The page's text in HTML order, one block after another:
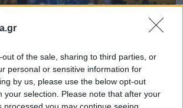
out of the sale, sharing to third parties, or
personal or sensitive information for
by us, please use the below opt-out
your selection. Please note that after your
Εννέα συναυλίες, δεκάδες
ένας νέος πολιτιστικός χάρτης